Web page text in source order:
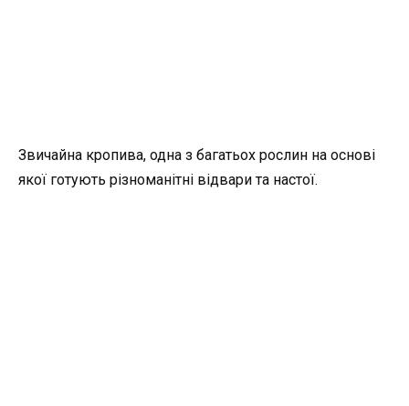
Звичайна кропива, одна з багатьох рослин на основі
якої готують різноманітні відвари та настої.